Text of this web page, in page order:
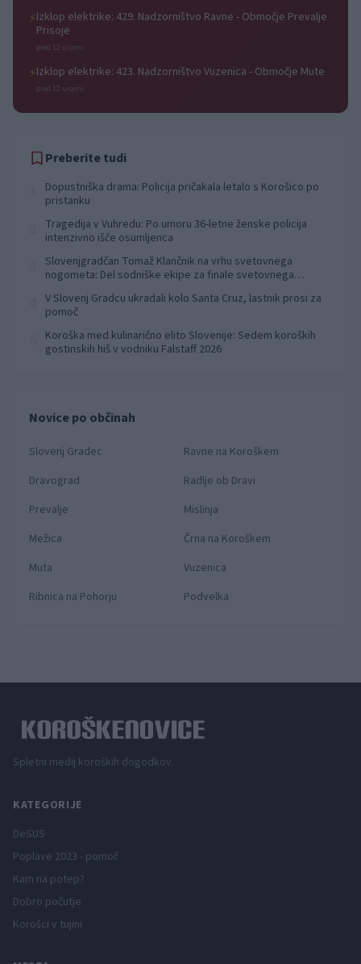
⚡Izklop elektrike: 429. Nadzorništvo Ravne - Območje Prevalje
Prisoje
pred 12 urami
⚡Izklop elektrike: 423. Nadzorništvo Vuzenica - Območje Mute
pred 12 urami
Preberite tudi
Dopustniška drama: Policija pričakala letalo s Korošico po
pristanku
Tragedija v Vuhredu: Po umoru 36-letne ženske policija
intenzivno išče osumljenca
Slovenjgradčan Tomaž Klančnik na vrhu svetovnega
nogometa: Del sodniške ekipe za finale svetovnega
V Slovenj Gradcu ukradali kolo Santa Cruz, lastnik prosi za
pomoč
Koroška med kulinarično elito Slovenije: Sedem koroških
gostinskih hiš v vodniku Falstaff 2026
Novice po občinah
Slovenj Gradec
Ravne na Koroškem
Dravograd
Radlje ob Dravi
Prevalje
Mislinja
Mežica
Črna na Koroškem
Muta
Vuzenica
Ribnica na Pohorju
Podvelka
Spletni medij koroških dogodkov.
KATEGORIJE
DeSUS
Poplave 2023 - pomoč
Kam na potep?
Dobro počutje
Korošci v tujini